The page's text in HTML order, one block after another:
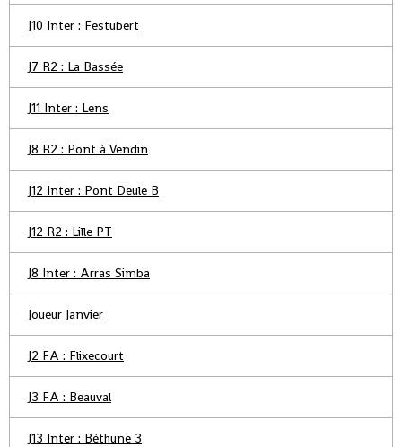
J10 Inter : Festubert
J7 R2 : La Bassée
J11 Inter : Lens
J8 R2 : Pont à Vendin
J12 Inter : Pont Deule B
J12 R2 : Lille PT
J8 Inter : Arras Simba
Joueur Janvier
J2 FA : Flixecourt
J3 FA : Beauval
J13 Inter : Béthune 3